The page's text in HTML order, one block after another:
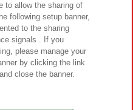
Inc.
Lab Inc.
to allow the sharing of
following setup banner,
to the sharing
signals . If you
please manage your
by clicking the link
close the banner.